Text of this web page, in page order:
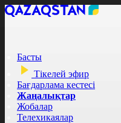
Басты
Тікелей эфир
Бағдарлама кестесі
Жаңалықтар
Жобалар
Телехикаялар